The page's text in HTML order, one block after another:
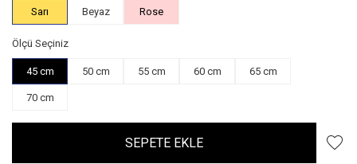
Sarı
Beyaz Rose
Ölçü Seçiniz
45 cm 50 cm 55 cm 60 cm 65 cm
70 cm
SEPETE EKLE